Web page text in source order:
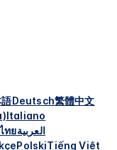
Deutsch繁體中文
Italiano
ไทยالعربية
PolskiTiếng Việt